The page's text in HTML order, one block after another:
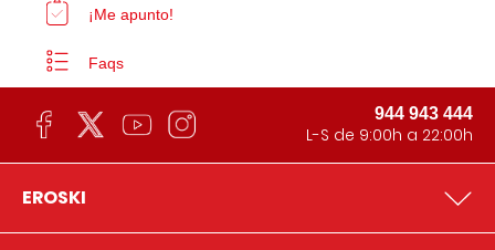
¡Me apunto!
Faqs
944 943 444
L-S de 9:00h a 22:00h
EROSKI